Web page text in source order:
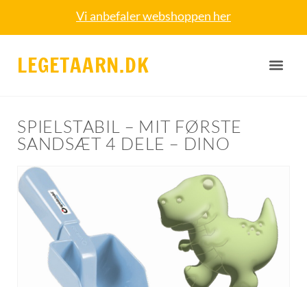
Vi anbefaler webshoppen her
LEGETAARN.DK
SPIELSTABIL – MIT FØRSTE
SANDSÆT 4 DELE – DINO